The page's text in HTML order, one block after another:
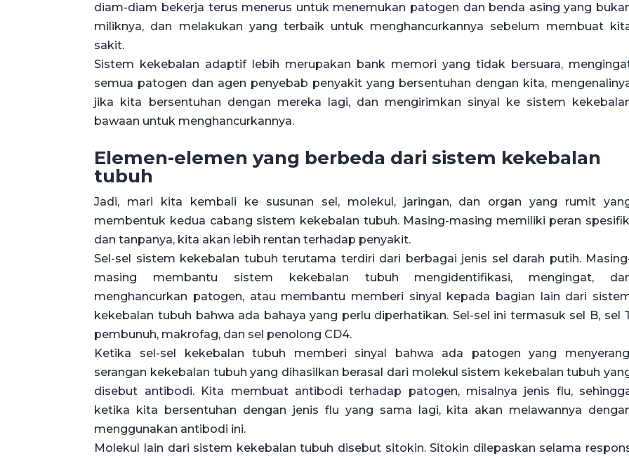
diam-diam bekerja terus menerus untuk menemukan patogen dan benda asing yang
miliknya, dan melakukan yang terbaik untuk menghancurkannya sebelum membuat
sakit.
Sistem kekebalan adaptif lebih merupakan bank memori yang tidak bersuara,
semua patogen dan agen penyebab penyakit yang bersentuhan dengan kita,
jika kita bersentuhan dengan mereka lagi, dan mengirimkan sinyal ke sistem
bawaan untuk menghancurkannya.
Elemen-elemen yang berbeda dari sistem kekebalan
tubuh
Jadi, mari kita kembali ke susunan sel, molekul, jaringan, dan organ yang rumit
membentuk kedua cabang sistem kekebalan tubuh. Masing-masing memiliki peran
dan tanpanya, kita akan lebih rentan terhadap penyakit.
Sel-sel sistem kekebalan tubuh terutama terdiri dari berbagai jenis sel darah putih.
masing membantu sistem kekebalan tubuh mengidentifikasi, mengingat,
menghancurkan patogen, atau membantu memberi sinyal kepada bagian lain dari
kekebalan tubuh bahwa ada bahaya yang perlu diperhatikan. Sel-sel ini termasuk sel B, sel
pembunuh, makrofag, dan sel penolong CD4.
Ketika sel-sel kekebalan tubuh memberi sinyal bahwa ada patogen yang
serangan kekebalan tubuh yang dihasilkan berasal dari molekul sistem kekebalan tubuh
disebut antibodi. Kita membuat antibodi terhadap patogen, misalnya jenis flu,
ketika kita bersentuhan dengan jenis flu yang sama lagi, kita akan melawannya
menggunakan antibodi ini.
Molekul lain dari sistem kekebalan tubuh disebut sitokin. Sitokin dilepaskan selama